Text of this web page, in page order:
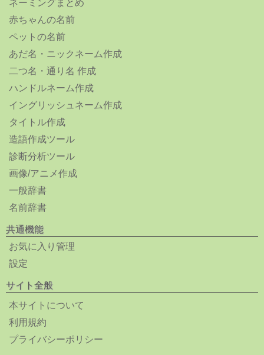
ネーミングまとめ
赤ちゃんの名前
ペットの名前
あだ名・ニックネーム作成
二つ名・通り名 作成
ハンドルネーム作成
イングリッシュネーム作成
タイトル作成
造語作成ツール
診断分析ツール
画像/アニメ作成
一般辞書
名前辞書
共通機能
お気に入り管理
設定
サイト全般
本サイトについて
利用規約
プライバシーポリシー